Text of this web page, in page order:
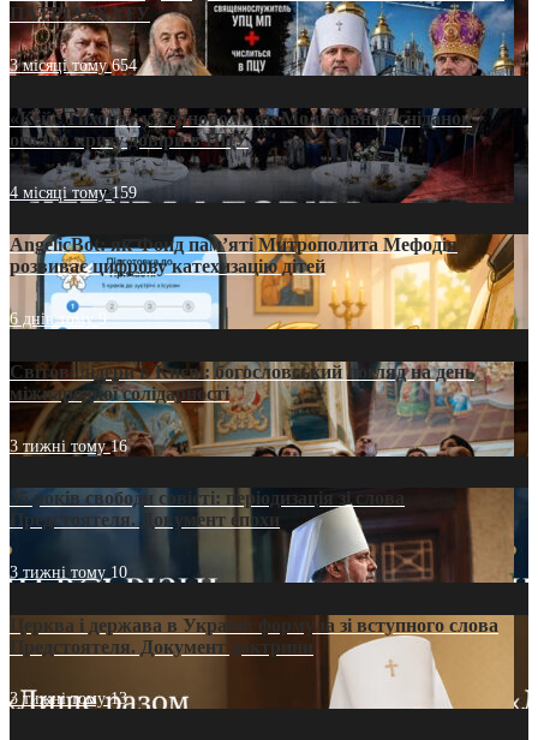
ПАТРІАРХАТУ
3 місяці тому654
«Кейс Тихона» у Тернополі: як Молитовний сніданок
оголив кризу довіри в ПЦУ
4 місяці тому159
AngelicBot: як Фонд пам’яті Митрополита Мефодія
розвиває цифрову катехизацію дітей
6 днів тому9
Світові лідери в Києві: богословський погляд на день
міжнародної солідарності
3 тижні тому16
35 років свободи совісті: періодизація зі слова
Предстоятеля. Документ епохи
3 тижні тому 10
Церква і держава в Україні: формула зі вступного слова
Предстоятеля. Документ доктрини
3 тижні тому13